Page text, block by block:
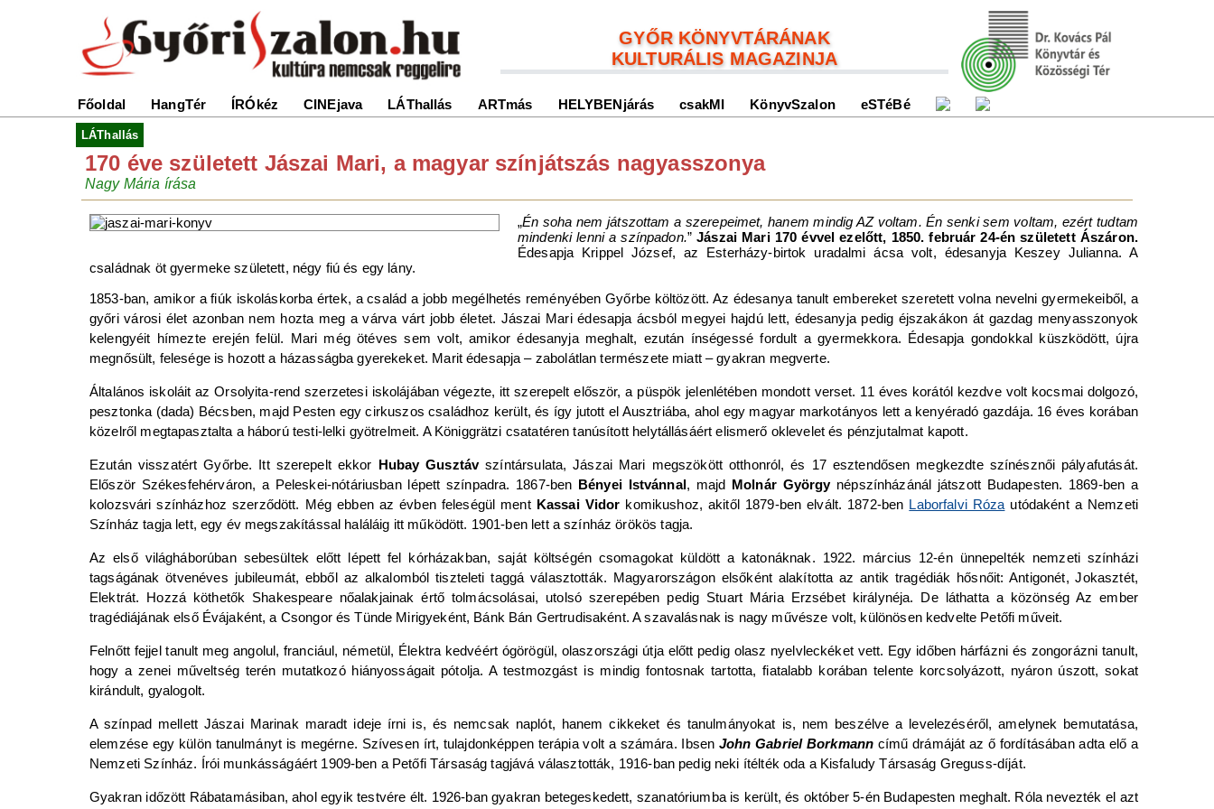
GYŐR KÖNYVTÁRÁNAK
KULTURÁLIS MAGAZINJA
Főoldal HangTér ÍRÓkéz CINEjava LÁThallás ARTmás HELYBENjárás csakMI KönyvSzalon eSTéBé
LÁThallás
170 éve született Jászai Mari, a magyar színjátszás nagyasszonya
Nagy Mária írása
„Én soha nem játszottam a szerepeimet, hanem mindig AZ voltam. Én senki sem voltam, ezért tudtam
mindenki lenni a színpadon.”Jászai Mari 170 évvel ezelőtt, 1850. február 24-én született Ászáron.
Édesapja Krippel József, az Esterházy-birtok uradalmi ácsa volt, édesanyja Keszey Julianna. A
családnak öt gyermeke született, négy fiú és egy lány.
1853-ban, amikor a fiúk iskoláskorba értek, a család a jobb megélhetés reményében Győrbe költözött. Az édesanya tanult embereket szeretett volna nevelni gyermekeiből, a
győri városi élet azonban nem hozta meg a várva várt jobb életet. Jászai Mari édesapja ácsból megyei hajdú lett, édesanyja pedig éjszakákon át gazdag menyasszonyok
kelengyéit hímezte erején felül. Mari még ötéves sem volt, amikor édesanyja meghalt, ezután ínségessé fordult a gyermekkora. Édesapja gondokkal küszködött, újra
megnősült, felesége is hozott a házasságba gyerekeket. Marit édesapja – zabolátlan természete miatt – gyakran megverte.
Általános iskoláit az Orsolyita-rend szerzetesi iskolájában végezte, itt szerepelt először, a püspök jelenlétében mondott verset. 11 éves korától kezdve volt kocsmai dolgozó,
pesztonka (dada) Bécsben, majd Pesten egy cirkuszos családhoz került, és így jutott el Ausztriába, ahol egy magyar markotányos lett a kenyéradó gazdája. 16 éves korában
közelről megtapasztalta a háború testi-lelki gyötrelmeit. A Königgrätzi csatatéren tanúsított helytállásáért elismerő oklevelet és pénzjutalmat kapott.
Ezután visszatért Győrbe. Itt szerepelt ekkor Hubay Gusztávszíntársulata, Jászai Mari megszökött otthonról, és 17 esztendősen megkezdte színésznői pályafutását.
Először Székesfehérváron, a Peleskei-nótáriusban lépett színpadra. 1867-ben Bényei Istvánnal, majd Molnár Györgynépszínházánál játszott Budapesten. 1869-ben a
kolozsvári színházhoz szerződött. Még ebben az évben feleségül ment Kassai Vidor komikushoz, akitől 1879-ben elvált. 1872-ben Laborfalvi Róza utódaként a Nemzeti
Színház tagja lett, egy év megszakítással haláláig itt működött. 1901-ben lett a színház örökös tagja.
Az első világháborúban sebesültek előtt lépett fel kórházakban, saját költségén csomagokat küldött a katonáknak. 1922. március 12-én ünnepelték nemzeti színházi
tagságának ötvenéves jubileumát, ebből az alkalomból tiszteleti taggá választották. Magyarországon elsőként alakította az antik tragédiák hősnőit: Antigonét, Jokasztét,
Elektrát. Hozzá köthetők Shakespeare nőalakjainak értő tolmácsolásai, utolsó szerepében pedig Stuart Mária Erzsébet királynéja. De láthatta a közönség Az ember
tragédiájának első Évájaként, a Csongor és Tünde Mirigyeként, Bánk Bán Gertrudisaként. A szavalásnak is nagy művésze volt, különösen kedvelte Petőfi műveit.
Felnőtt fejjel tanult meg angolul, franciául, németül, Élektra kedvéért ógörögül, olaszországi útja előtt pedig olasz nyelvleckéket vett. Egy időben hárfázni és zongorázni tanult,
hogy a zenei műveltség terén mutatkozó hiányosságait pótolja. A testmozgást is mindig fontosnak tartotta, fiatalabb korában telente korcsolyázott, nyáron úszott, sokat
kirándult, gyalogolt.
A színpad mellett Jászai Marinak maradt ideje írni is, és nemcsak naplót, hanem cikkeket és tanulmányokat is, nem beszélve a levelezéséről, amelynek bemutatása,
elemzése egy külön tanulmányt is megérne. Szívesen írt, tulajdonképpen terápia volt a számára. Ibsen John Gabriel Borkmann című drámáját az ő fordításában adta elő a
Nemzeti Színház. Írói munkásságáért 1909-ben a Petőfi Társaság tagjává választották, 1916-ban pedig neki ítélték oda a Kisfaludy Társaság Greguss-díját.
Gyakran időzött Rábatamásiban, ahol egyik testvére élt. 1926-ban gyakran betegeskedett, szanatóriumba is került, és október 5-én Budapesten meghalt. Róla nevezték el azt